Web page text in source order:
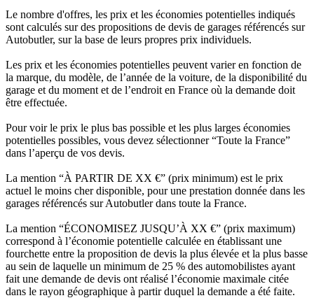
Le nombre d'offres, les prix et les économies potentielles indiqués
sont calculés sur des propositions de devis de garages référencés sur
Autobutler, sur la base de leurs propres prix individuels.
Les prix et les économies potentielles peuvent varier en fonction de
la marque, du modèle, de l’année de la voiture, de la disponibilité du
garage et du moment et de l’endroit en France où la demande doit
être effectuée.
Pour voir le prix le plus bas possible et les plus larges économies
potentielles possibles, vous devez sélectionner “Toute la France”
dans l’aperçu de vos devis.
La mention “À PARTIR DE XX €” (prix minimum) est le prix
actuel le moins cher disponible, pour une prestation donnée dans les
garages référencés sur Autobutler dans toute la France.
La mention “ÉCONOMISEZ JUSQU’À XX €” (prix maximum)
correspond à l’économie potentielle calculée en établissant une
fourchette entre la proposition de devis la plus élevée et la plus basse
au sein de laquelle un minimum de 25 % des automobilistes ayant
fait une demande de devis ont réalisé l’économie maximale citée
dans le rayon géographique à partir duquel la demande a été faite.